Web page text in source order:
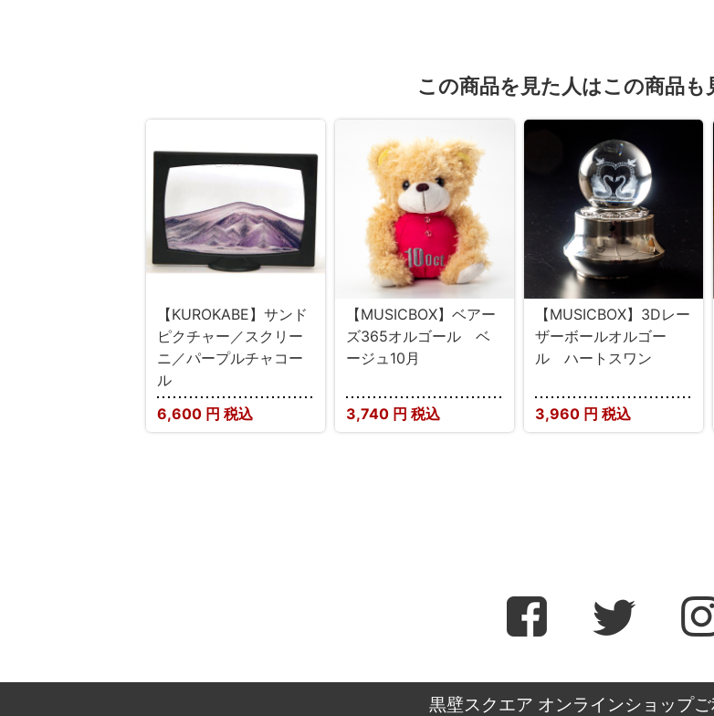
この商品を見た人はこの商品も
【KUROKABE】サンド
ピクチャー／スクリー
ニ／パープルチャコー
ル
6,600 円 税込
【MUSICBOX】ベアー
ズ365オルゴール ベ
ージュ10月
3,740 円 税込
【MUSICBOX】3Dレー
ザーボールオルゴー
ル ハートスワン
3,960 円 税込
黒壁スクエア オンラインショップ